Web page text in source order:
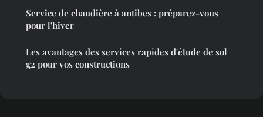
Service de chaudière à antibes : préparez-vous
pour l'hiver
Les avantages des services rapides d'étude de sol
g2 pour vos constructions